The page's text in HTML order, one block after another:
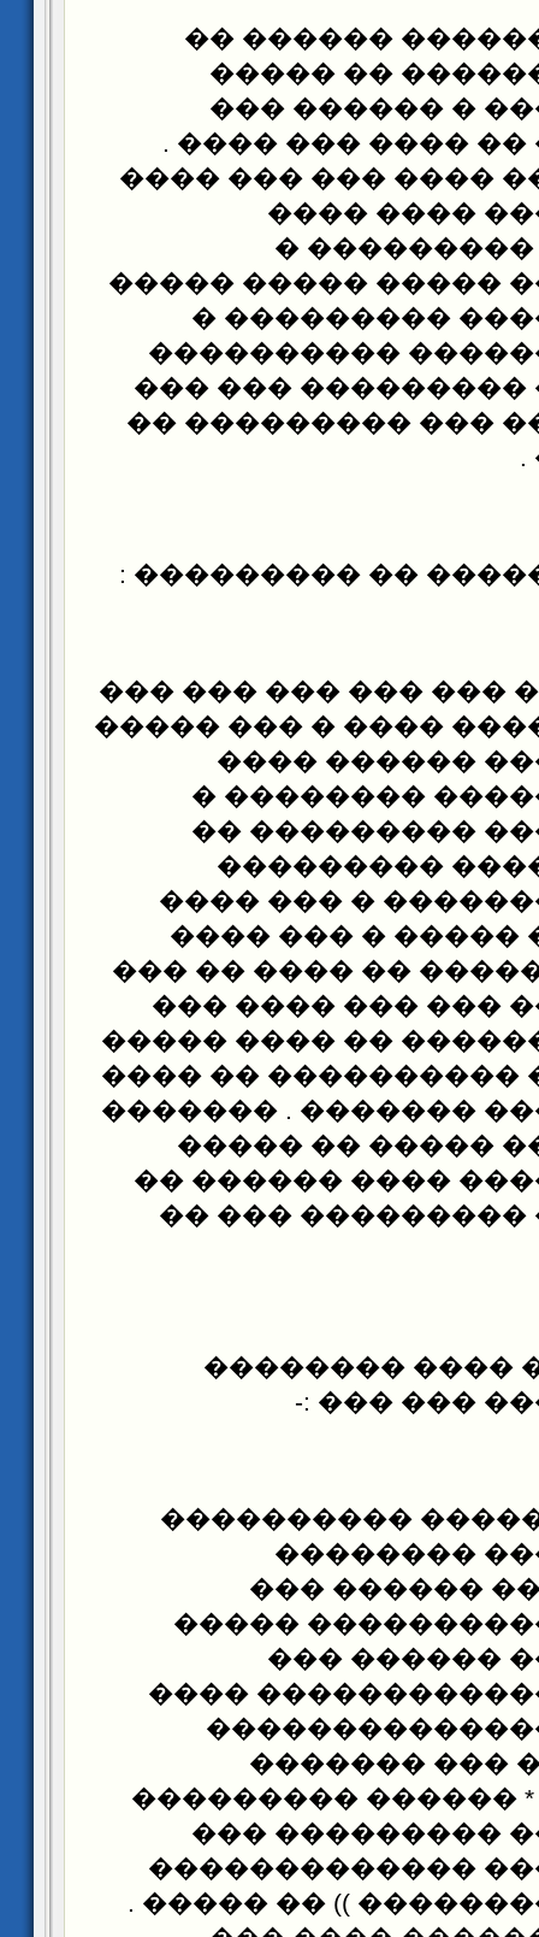
������ ��
����� ����
������ ������
������ ���� ��
������ �� ��� ����
������
����������
�������� ��� �����
������ �������
�����
��� �������
������� � ��� ���
�� ������� �����
(1) �� �� ����� ���
���� ����� ����
�������� ����
�������
����� �������
������� �
�������
���� �� ����
���� �� ��� �����
��� �������� ���
������ � ��������
���� ����� �
����� �������
�� ����� ����
������� ������
���� ������
(2) ��� ������
�����
��� ����� :((
�����
�������
��������
���������
���������
�����������
���������� *
����� ������
������ ������
����